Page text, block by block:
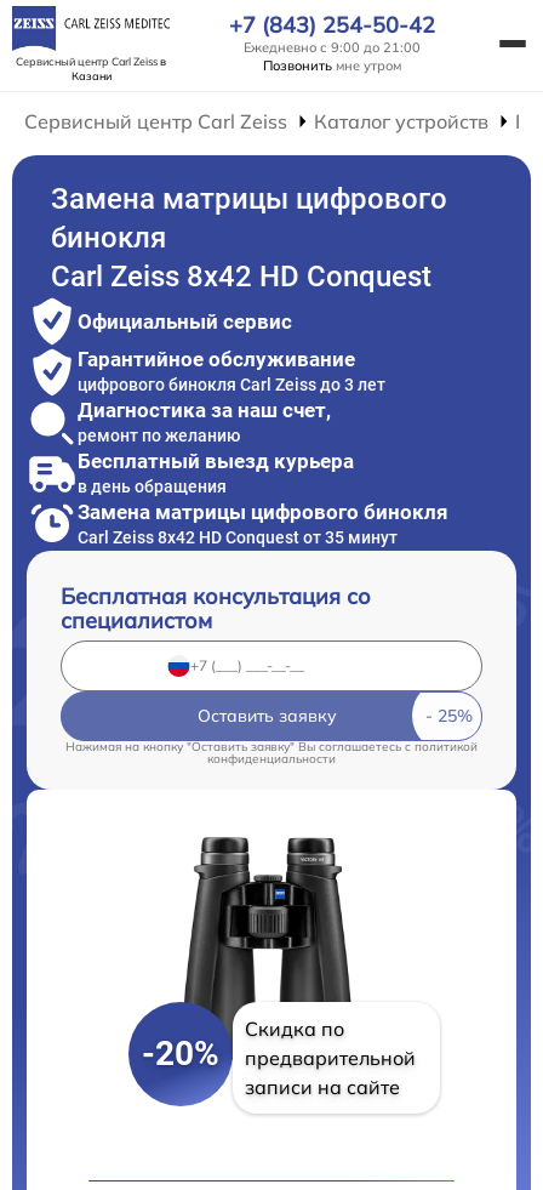
Сервисный центр Carl Zeissв
Казани
+7 (843) 254-50-42
Ежедневно с 9:00 до 21:00
Позвонить мне утром
Сервисный центр Carl Zeiss Каталог устройств
Замена матрицы цифрового
бинокля
Carl Zeiss 8x42 HD Conquest
Официальный сервис
Гарантийное обслуживание
цифрового бинокля Carl Zeiss до 3 лет
Диагностика за наш счет,
ремонт по желанию
Бесплатный выезд курьера
в день обращения
Замена матрицы цифрового бинокля
Carl Zeiss 8x42 HD Conquest от 35 минут
Бесплатная консультация со
специалистом
Оставить заявку
Нажимая на кнопку "Оставить заявку" Вы соглашаетесь cполитикой
конфиденциальности
-20%
Скидка по
предварительной
записи на сайте